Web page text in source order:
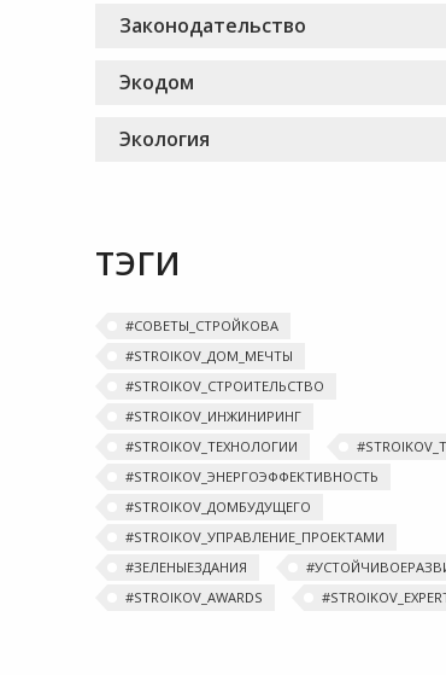
Законодательство
Экодом
Экология
ТЭГИ
#‎СОВЕТЫ_СТРОЙКОВА
#‎STROIKOV_ДОМ_МЕЧТЫ‬
#STROIKOV_СТРОИТЕЛЬСТВО
#STROIKOV_ИНЖИНИРИНГ
#STROIKOV_ТЕХНОЛОГИИ
#STROIKOV_ЭНЕРГОЭФФЕКТИВНОСТЬ
#STROIKOV_ДОМБУДУЩЕГО
#STROIKOV_УПРАВЛЕНИЕ_ПРОЕКТАМИ
#ЗЕЛЕНЫЕЗДАНИЯ
#STROIKOV_AWARDS